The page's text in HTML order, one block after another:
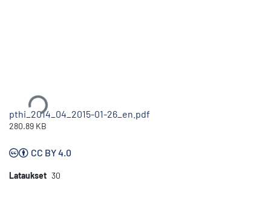
pthi_2014_04_2015-01-26_en.pdf
280.89 KB
CC BY 4.0
Lataukset 30